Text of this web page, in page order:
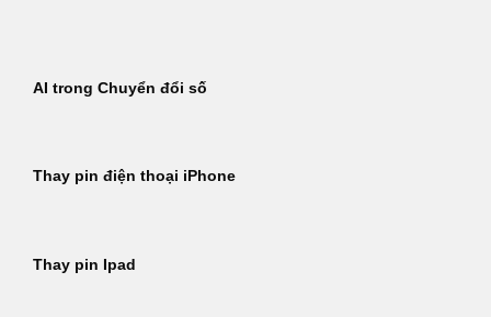
dungAI trong Chuyển đổi số
Thay pin điện thoại iPhone
Thay pin Ipad